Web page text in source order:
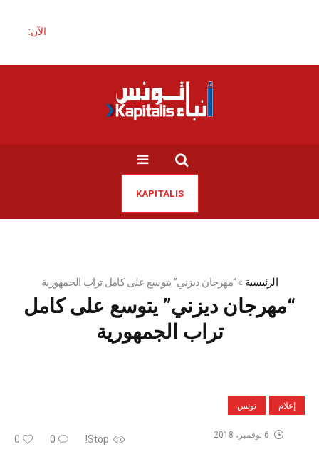
الآن:
KAPITALIS
الرئيسية »“مهرجان ديزني” يتوسع على كامل تراب الجمهورية
“مهرجان ديزني” يتوسع على كامل
تراب الجمهورية
إعلام تونس
Stop!
0
0 6 نوفمبر، 2018